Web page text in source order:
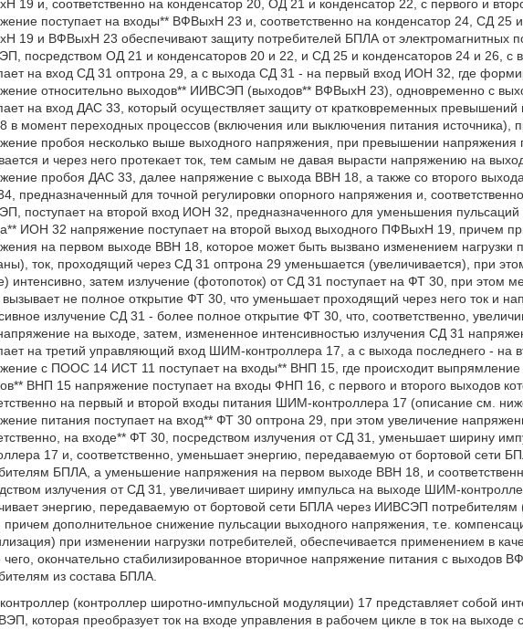
19 и, соответственно на конденсатор 20, ОД 21 и конденсатор 22, с первого и
поступает на входы** ВФВыхН 23 и, соответственно на конденсатор 24, СД 25
19 и ВФВыхН 23 обеспечивают защиту потребителей БПЛА от электромагнитных
посредством ОД 21 и конденсаторов 20 и 22, и СД 25 и конденсаторов 24 и 26, с
на вход СД 31 оптрона 29, а с выхода СД 31 - на первый вход ИОН 32, где
относительно выходов** ИИВСЭП (выходов** ВФВыхН 23), одновременно с
на вход ДАС 33, который осуществляет защиту от кратковременных
в момент переходных процессов (включения или выключения питания источника),
пробоя несколько выше выходного напряжения, при превышении
и через него протекает ток, тем самым не давая вырасти напряжению на
пробоя ДАС 33, далее напряжение с выхода ВВН 18, а также со второго
предназначенный для точной регулировки опорного напряжения и,
поступает на второй вход ИОН 32, предназначенного для уменьшения пульсаций
ИОН 32 напряжение поступает на второй выход выходного ПФВыхН 19, причем
на первом выходе ВВН 18, которое может быть вызвано изменением нагрузки
ток, проходящий через СД 31 оптрона 29 уменьшается (увеличивается), при
интенсивно, затем излучение (фотопоток) от СД 31 поступает на ФТ 30, при этом
не полное открытие ФТ 30, что уменьшает проходящий через него ток и
излучение СД 31 - более полное открытие ФТ 30, что, соответственно,
на выходе, затем, измененное интенсивностью излучения СД 31
на третий управляющий вход ШИМ-контроллера 17, а с выхода последнего - на
с ПООС 14 ИСТ 11 поступает на входы** ВНП 15, где происходит выпрямление
ВНП 15 напряжение поступает на входы ФНП 16, с первого и второго выходов
на первый и второй входы питания ШИМ-контроллера 17 (описание см.
питания поступает на вход** ФТ 30 оптрона 29, при этом увеличение
на входе** ФТ 30, посредством излучения от СД 31, уменьшает ширину
17 и, соответственно, уменьшает энергию, передаваемую от бортовой сети
БПЛА, а уменьшение напряжения на первом выходе ВВН 18, и
излучения от СД 31, увеличивает ширину импульса на выходе ШИМ-
энергию, передаваемую от бортовой сети БПЛА через ИИВСЭП потребителям
дополнительное снижение пульсации выходного напряжения, т.е.
при изменении нагрузки потребителей, обеспечивается применением в
чего, окончательно стабилизированное вторичное напряжение питания с выходов
из состава БПЛА.
(контроллер широтно-импульсной модуляции) 17 представляет собой
которая преобразует ток на входе управления в рабочем цикле в ток на выходе